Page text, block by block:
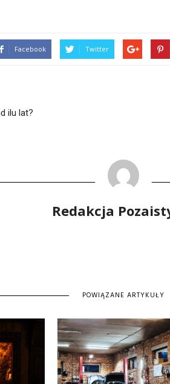
Facebook Twitter
ilu lat?
Redakcja
POWIĄZANE ARTYKUŁY